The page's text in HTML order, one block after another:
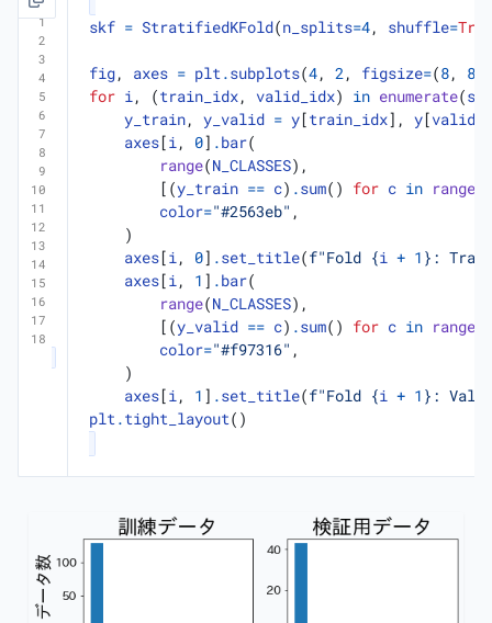
1
skf = StratifiedKFold(n_splits=4, shuffle=
fig, axes = plt.subplots(4, 2, figsize=(8, 8
for i, (train_idx, valid_idx) in enumerate(
y_train, y_valid = y[train_idx], y[
axes[i, 0] .bar(
range(N_CLASSES),
[(y_train == c) .sum() for c in range
color="#2563eb" ,
)
axes[i, 0] .set_title(f"Fold {i + 1 } :
axes[i, 1 ] .bar(
range(N_CLASSES),
[(y_valid == c) .sum() for c in range
color="#f97316" ,
)
axes[i, 1 ] .set_title(f"Fold {i + 1 } :
plt.tight_layout()